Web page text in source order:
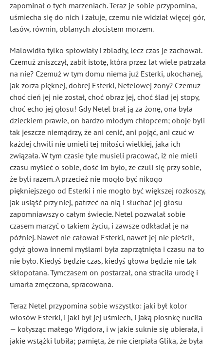
zapominał o tych marzeniach. Teraz je sobie przypomina,
uśmiecha się do nich i żałuje, czemu nie widział więcej gór,
lasów, równin, oblanych złocistem morzem.
Malowidła tylko spłowiały i zbladły, lecz czas je zachował.
Czemuż zniszczył, zabił istotę, która przez lat wiele patrzała
na nie? Czemuż w tym domu niema już Esterki, ukochanej,
jak zorza pięknej, dobrej Esterki, Netelowej żony? Czemuż
choć cień jej nie został, choć obraz jej, choć ślad jej stopy,
choć echo jej głosu! Gdy Netel brał ją za żonę, ona była
dzieckiem prawie, on bardzo młodym chłopcem; oboje byli
tak jeszcze niemądrzy, że ani cenić, ani pojąć, ani czuć w
każdej chwili nie umieli tej miłości wielkiej, jaka ich
związała. W tym czasie tyle musieli pracować, iż nie mieli
czasu myśleć o sobie, dość im było, że czuli się przy sobie,
że byli razem. A przecież nie mogło być nikogo
piękniejszego od Esterki i nie mogło być większej rozkoszy,
jak usiąść przy niej, patrzeć na nią i słuchać jej głosu
zapomniawszy o całym świecie. Netel pozwalał sobie
czasem marzyć o takiem życiu, i zawsze odkładał je na
później. Nawet nie całował Esterki, nawet jej nie pieścił,
gdyż głowa innemi myślami była zaprzątnięta i czasu na to
nie było. Kiedyś będzie czas, kiedyś głowa będzie nie tak
skłopotana. Tymczasem on postarzał, ona straciła urodę i
umarła zmęczona, spracowana.
Teraz Netel przypomina sobie wszystko: jaki był kolor
włosów Esterki, i jaki był jej uśmiech, i jaką piosnkę nuciła
— kołysząc małego Wigdora, i w jakie suknie się ubierała, i
jakie wstążki lubiła; pamięta, że nie cierpiała Glika, że była